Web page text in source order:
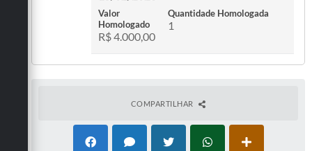
Valor
Homologado
R$ 4.000,00
Quantidade Homologada
1
COMPARTILHAR